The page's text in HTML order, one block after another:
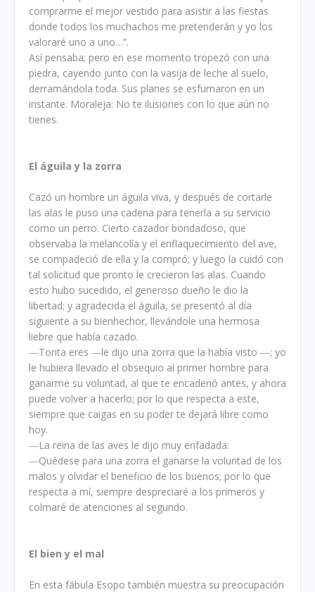
comprarme el mejor vestido para asistir a las fiestas
donde todos los muchachos me pretenderán y yo los
valoraré uno a uno…”.
Así pensaba; pero en ese momento tropezó con una
piedra, cayendo junto con la vasija de leche al suelo,
derramándola toda. Sus planes se esfumaron en un
instante. Moraleja: No te ilusiones con lo que aún no
tienes.
El águila y la zorra
Cazó un hombre un águila viva, y después de cortarle
las alas le puso una cadena para tenerla a su servicio
como un perro. Cierto cazador bondadoso, que
observaba la melancolía y el enflaquecimiento del ave,
se compadeció de ella y la compró; y luego la cuidó con
tal solicitud que pronto le crecieron las alas. Cuando
esto hubo sucedido, el generoso dueño le dio la
libertad; y agradecida el águila, se presentó al día
siguiente a su bienhechor, llevándole una hermosa
liebre que había cazado.
―Tonta eres ―le dijo una zorra que la había visto ―; yo
le hubiera llevado el obsequio al primer hombre para
ganarme su voluntad, al que te encadenó antes, y ahora
puede volver a hacerlo; por lo que respecta a este,
siempre que caigas en su poder te dejará libre como
hoy.
―La reina de las aves le dijo muy enfadada:
―Quédese para una zorra el ganarse la voluntad de los
malos y olvidar el beneficio de los buenos; por lo que
respecta a mí, siempre despreciaré a los primeros y
colmaré de atenciones al segundo.
El bien y el mal
En esta fábula Esopo también muestra su preocupación